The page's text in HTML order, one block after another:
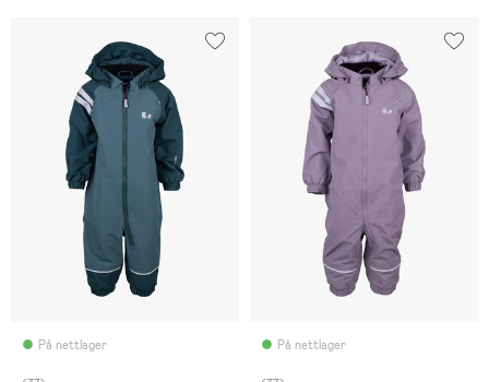
På nettlager På nettlager